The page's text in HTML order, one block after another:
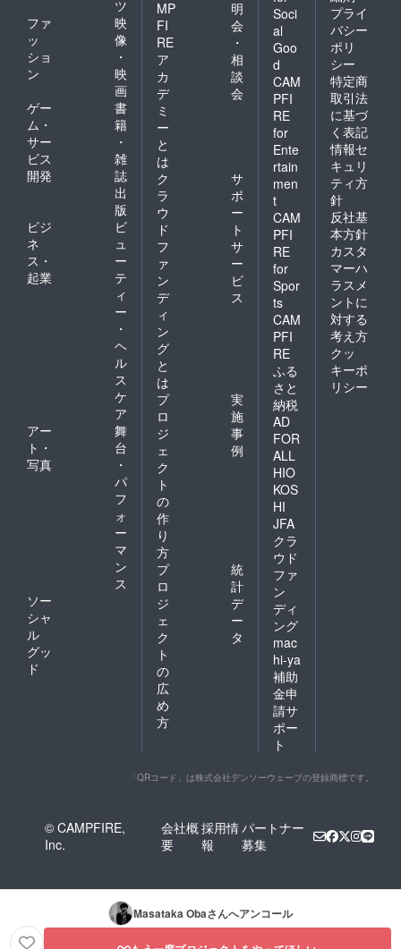
ツ
ファ
ッ
ショ
ン
映
像
・
映
画
ゲー
ム・
サー
ビス
開発
書
籍
・
雑
誌
出
版
ビジ
ネ
ス・
起業
ビ
ュ
ー
テ
ィ
ー
・
ヘ
ル
ス
ケ
ア
アー
ト・
写真
舞
台
・
パ
フ
ォ
ー
マ
ン
ス
ソー
シャ
ル
グッ
ド
MP
FI
RE
ア
カ
デ
ミ
ー
と
は
明
会
・
相
談
会
ク
ラ
ウ
ド
フ
ァ
ン
デ
ィ
ン
グ
と
は
サ
ポ
ー
ト
サ
ー
ビ
ス
プ
ロ
ジ
ェ
ク
ト
の
作
り
方
実
施
事
例
プ
ロ
ジ
ェ
ク
ト
の
広
め
方
統
計
デ
ー
タ
Soci
al
Goo
d
CAM
PFI
RE
for
Ente
rtain
men
t
CAM
PFI
RE
for
Spor
ts
CAM
PFI
RE
ふる
さと
納税
AD
FOR
ALL
HIO
KOS
HI
JFA
クラ
ウド
ファ
ン
ディ
ング
mac
hi-ya
補助
金申
請サ
ポー
ト
プライ
バシー
ポリ
シー
特定商
取引法
に基づ
く表記
情報セ
キュリ
ティ方
針
反社基
本方針
カスタ
マーハ
ラスメ
ントに
対する
考え方
クッ
キーポ
リシー
「QRコード」は株式会社デンソーウェーブの登録商標です。
© CAMPFIRE,
Inc.
会社概
要
採用情
報
パートナー
募集
Masataka Obaさんへアンコール